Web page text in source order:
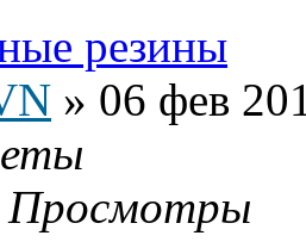
резины
» 06 фев
Просмотры